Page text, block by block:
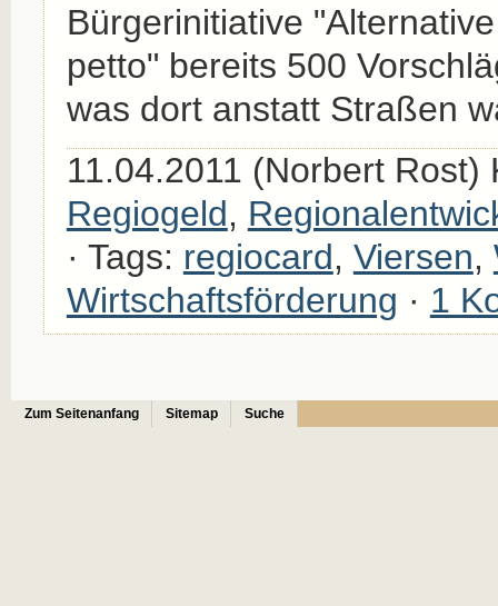
Bürgerinitiative
petto" bereits 500
was dort anstatt Straßen
11.04.2011 (Norbert
Regiogeld,
· Tags: regiocard, Viersen,
Wirtschaftsförderung · 1
Zum Seitenanfang Sitemap Suche